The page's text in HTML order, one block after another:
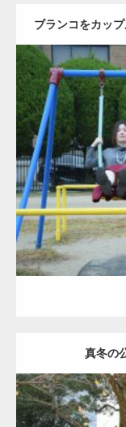
ブランコをカッ
Category:公園のマ
ダウン
真冬の